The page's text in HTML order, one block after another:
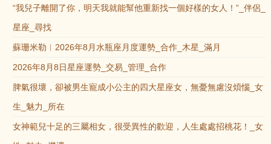
“我兒子離開了你，明天我就能幫他重新找一個好樣的女人！”_伴侶_
星座_尋找
蘇珊米勒︱2026年8月水瓶座月度運勢_合作_木星_滿月
2026年8月8日星座運勢_交易_管理_合作
脾氣很壞，卻被男生寵成小公主的四大星座女，無憂無慮沒煩惱_女
生_魅力_所在
女神範兒十足的三屬相女，很受異性的歡迎，人生處處招桃花！_女